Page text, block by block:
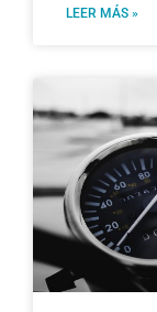
LEER MÁS »